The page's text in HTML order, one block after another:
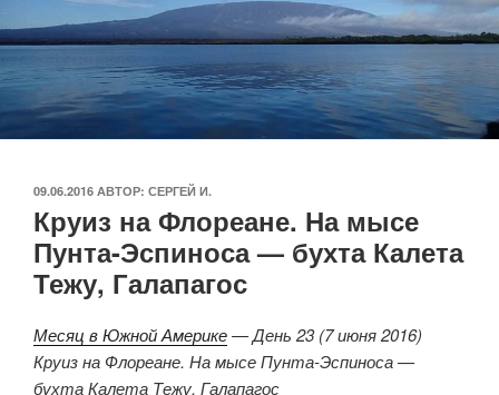
ОПУБЛИКОВАНО
09.06.2016 АВТОР: СЕРГЕЙ И.
Круиз на Флореане. На мысе
Пунта-Эспиноса — бухта Калета
Тежу, Галапагос
Месяц в Южной Америке— День 23 (7 июня 2016)
Круиз на Флореане. На мысе Пунта-Эспиноса —
бухта Калета Тежу, Галапагос